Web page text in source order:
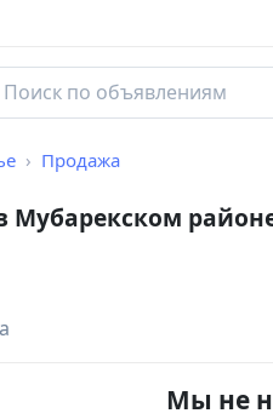
Продажа
Мубарекском
Мы не